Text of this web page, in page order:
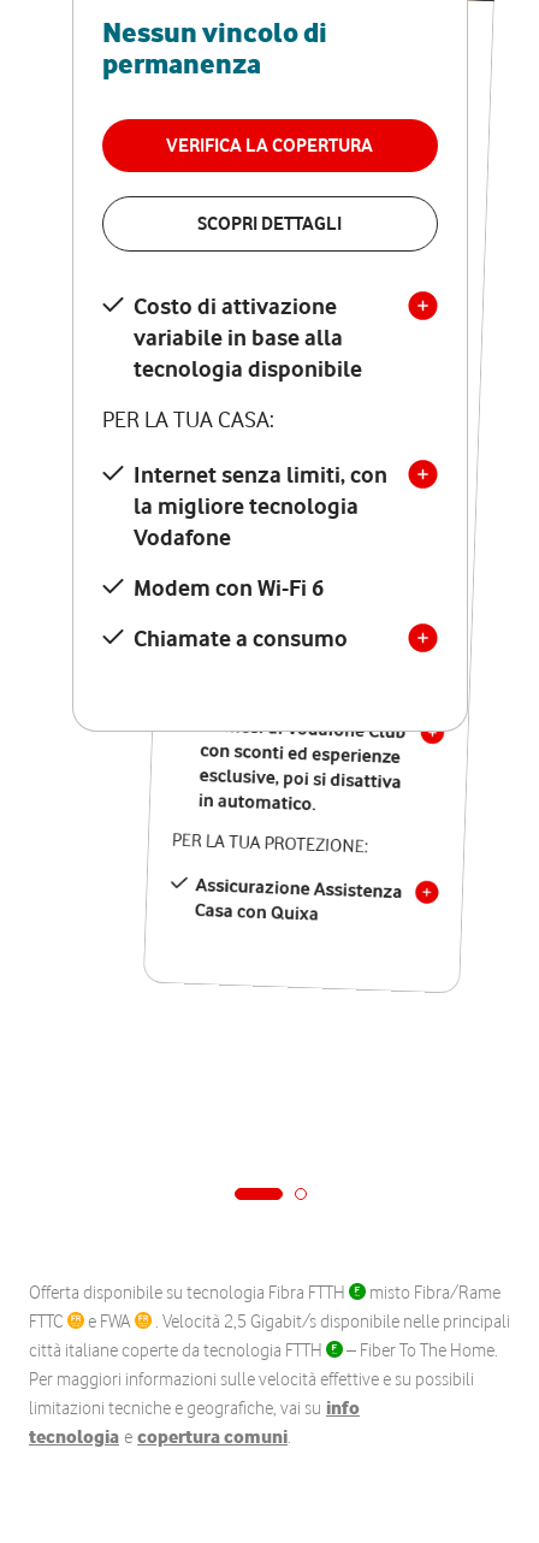
Nessun vincolo di
permanenza
VERIFICA LA COPERTURA
SCOPRI DETTAGLI
Costo di attivazione
variabile in base alla
tecnologia disponibile
PER LA TUA CASA:
Internet senza limiti, con
la migliore tecnologia
Vodafone
Modem con Wi-Fi 6
Chiamate a consumo
RETE FISSA + VODAFONE CLUB
29,95€
permanenza
VERIFICA LA COPERTURA
Costo di attivazione
variabile in base alla
tecnologia disponibile
PER LA TUA CASA:
Internet senza limiti, con
la migliore tecnologia
Vodafone
Modem Seven con Wi-Fi 7
Chiamate illimitate verso
numeri fissi e mobili
nazionali
12 mesi di Vodafone Club
con sconti ed esperienze
esclusive, poi si disattiva
in automatico.
PER LA TUA PROTEZIONE:
Assicurazione Assistenza
Casa con Quixa
Offerta disponibile su tecnologia Fibra FTTH
misto Fibra/Rame
FTTC
e FWA
. Velocità 2,5 Gigabit/s disponibile nelle principali
città italiane coperte da tecnologia FTTH
– Fiber To The Home.
Per maggiori informazioni sulle velocità effettive e su possibili
limitazioni tecniche e geografiche, vai su info
tecnologia e copertura comuni.